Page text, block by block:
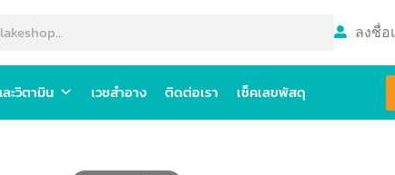
ลงชื่อ
ะวิตามิน เวชสำอาง ติดต่อเรา เช็คเลขพัสดุ